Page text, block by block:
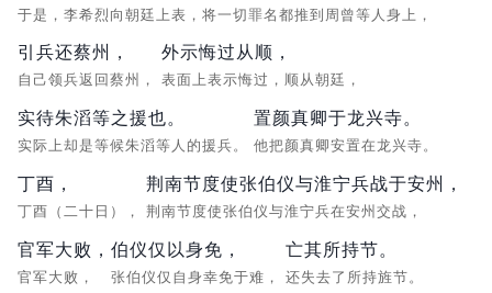
于是，李希烈向朝廷上表，将一切罪名都推到周曾等人身上，
引兵还蔡州，
自己领兵返回蔡州，
外示悔过从顺，
表面上表示悔过，顺从朝廷，
实待朱滔等之援也。
实际上却是等候朱滔等人的援兵。
置颜真卿于龙兴寺。
他把颜真卿安置在龙兴寺。
丁酉，
丁酉（二十日），
荆南节度使张伯仪与淮宁兵战于安州，
荆南节度使张伯仪与淮宁兵在安州交战，
官军大败，
官军大败，
伯仪仅以身免，
张伯仪仅自身幸免于难，
亡其所持节。
还失去了所持旌节。